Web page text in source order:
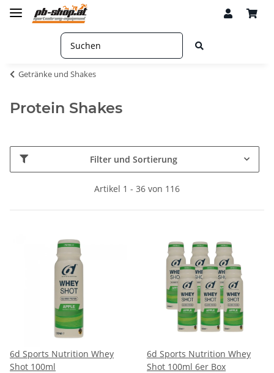
Getränke und Shakes
Protein Shakes
Filter und Sortierung
Artikel 1 - 36 von 116
6d Sports Nutrition Whey
Shot 100ml
6d Sports Nutrition Whey
Shot 100ml 6er Box